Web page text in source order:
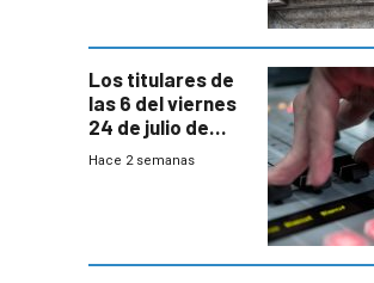
Los titulares de
las 6 del viernes
24 de julio de
2026
Hace 2 semanas